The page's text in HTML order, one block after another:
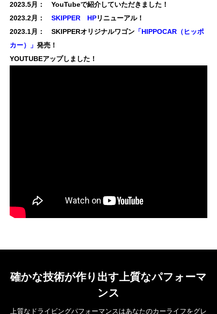
2023.5月： YouTubeで紹介していただきました！
2023.2月： SKIPPER HPリニューアル！
2023.1月： SKIPPERオリジナルワゴン 「HIPPOCAR（ヒッポ
カー）」 発売！
YOUTUBEアップしました！
確かな技術が作り出す上質なパフォーマ
ンス
上質なドライビングパフォーマンスはあなたのカーライフをグレ